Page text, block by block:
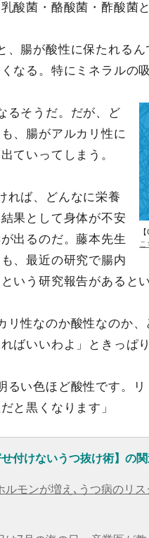
酸菌・酪酸菌・酢酸菌
、腸が酸性に保たれる
なる。特にミネラルの
こ
るそうだ。だが、ど
、腸がアルカリ性に
ていってしまう。
れば、どんなに栄養
果として身体が不安
出るのだ。藤本先生
、最近の研究で腸内
いう研究報告があるとい
リ性なのか酸性なのか
ばいいわよ」ときっぱり
るい色ほど酸性です。
と黒くなります」
付けないうつ抜け術】の
ルモンが増え､うつ病のリ